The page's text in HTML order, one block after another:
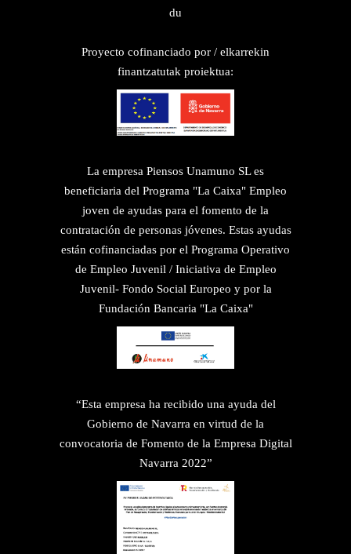
du
Proyecto cofinanciado por / elkarrekin
finantzatutak proiektua:
La empresa Piensos Unamuno SL es
beneficiaria del Programa "La Caixa" Empleo
joven de ayudas para el fomento de la
contratación de personas jóvenes. Estas ayudas
están cofinanciadas por el Programa Operativo
de Empleo Juvenil / Iniciativa de Empleo
Juvenil- Fondo Social Europeo y por la
Fundación Bancaria "La Caixa"
“Esta empresa ha recibido una ayuda del
Gobierno de Navarra en virtud de la
convocatoria de Fomento de la Empresa Digital
Navarra 2022”